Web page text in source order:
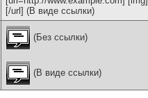
[/url] (В виде ссылки)
(Без ссылки)
(В виде ссылки)